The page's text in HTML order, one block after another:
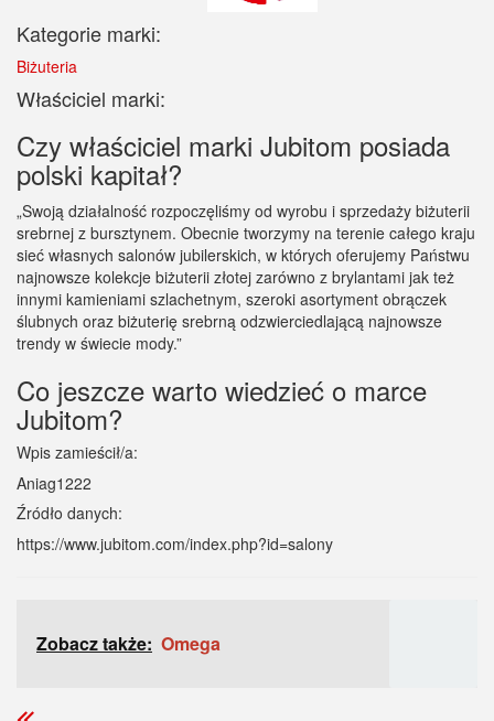
Kategorie marki:
Biżuteria
Właściciel marki:
Czy właściciel marki Jubitom posiada
polski kapitał?
„Swoją działalność rozpoczęliśmy od wyrobu i sprzedaży biżuterii
srebrnej z bursztynem. Obecnie tworzymy na terenie całego kraju
sieć własnych salonów jubilerskich, w których oferujemy Państwu
najnowsze kolekcje biżuterii złotej zarówno z brylantami jak też
innymi kamieniami szlachetnym, szeroki asortyment obrączek
ślubnych oraz biżuterię srebrną odzwierciedlającą najnowsze
trendy w świecie mody.”
Co jeszcze warto wiedzieć o marce
Jubitom?
Wpis zamieścił/a:
Aniag1222
Źródło danych:
https://www.jubitom.com/index.php?id=salony
Zobacz także: Omega